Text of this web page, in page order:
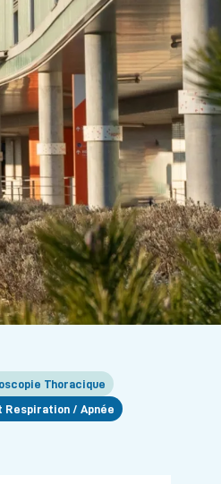
Thoracique
Respiration / Apnée